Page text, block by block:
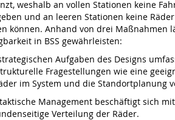
weshalb an vollen Stationen keine
und an leeren Stationen keine
können. Anhand von drei Maßnahmen
in BSS gewährleisten:
Aufgaben des Designs
Fragestellungen wie eine
im System und die Standortplanung
Management beschäftigt sich
Verteilung der Räder.